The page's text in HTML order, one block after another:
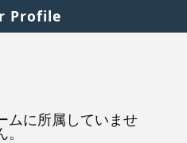
Profile
ムに所属していませ
。